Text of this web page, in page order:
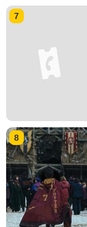
7
8